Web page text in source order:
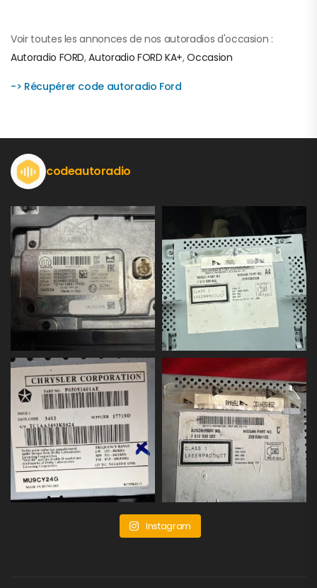
Voir toutes les annonces de nos autoradios d'occasion :
Autoradio FORD,Autoradio FORD KA+,Occasion
-> Récupérer code autoradio Ford
codeautoradio
Instagram